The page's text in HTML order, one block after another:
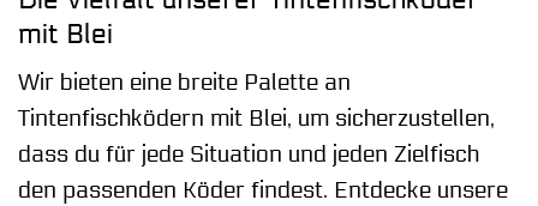
mit Blei
Wir bieten eine breite Palette an
Tintenfischködern mit Blei, um sicherzustellen,
dass du für jede Situation und jeden Zielfisch
den passenden Köder findest. Entdecke unsere